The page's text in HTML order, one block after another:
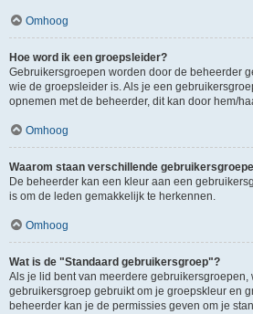
Omhoog
Hoe word ik een groepsleider?
Gebruikersgroepen worden door de beheerder
wie de groepsleider is. Als je een
opnemen met de beheerder, dit kan door hem/
Omhoog
Waarom staan verschillende
De beheerder kan een kleur aan een
is om de leden gemakkelijk te herkennen.
Omhoog
Wat is de "Standaard gebruikersgroep"?
Als je lid bent van meerdere gebruikersgroepen,
gebruikersgroep gebruikt om je groepskleur en
beheerder kan je de permissies geven om je